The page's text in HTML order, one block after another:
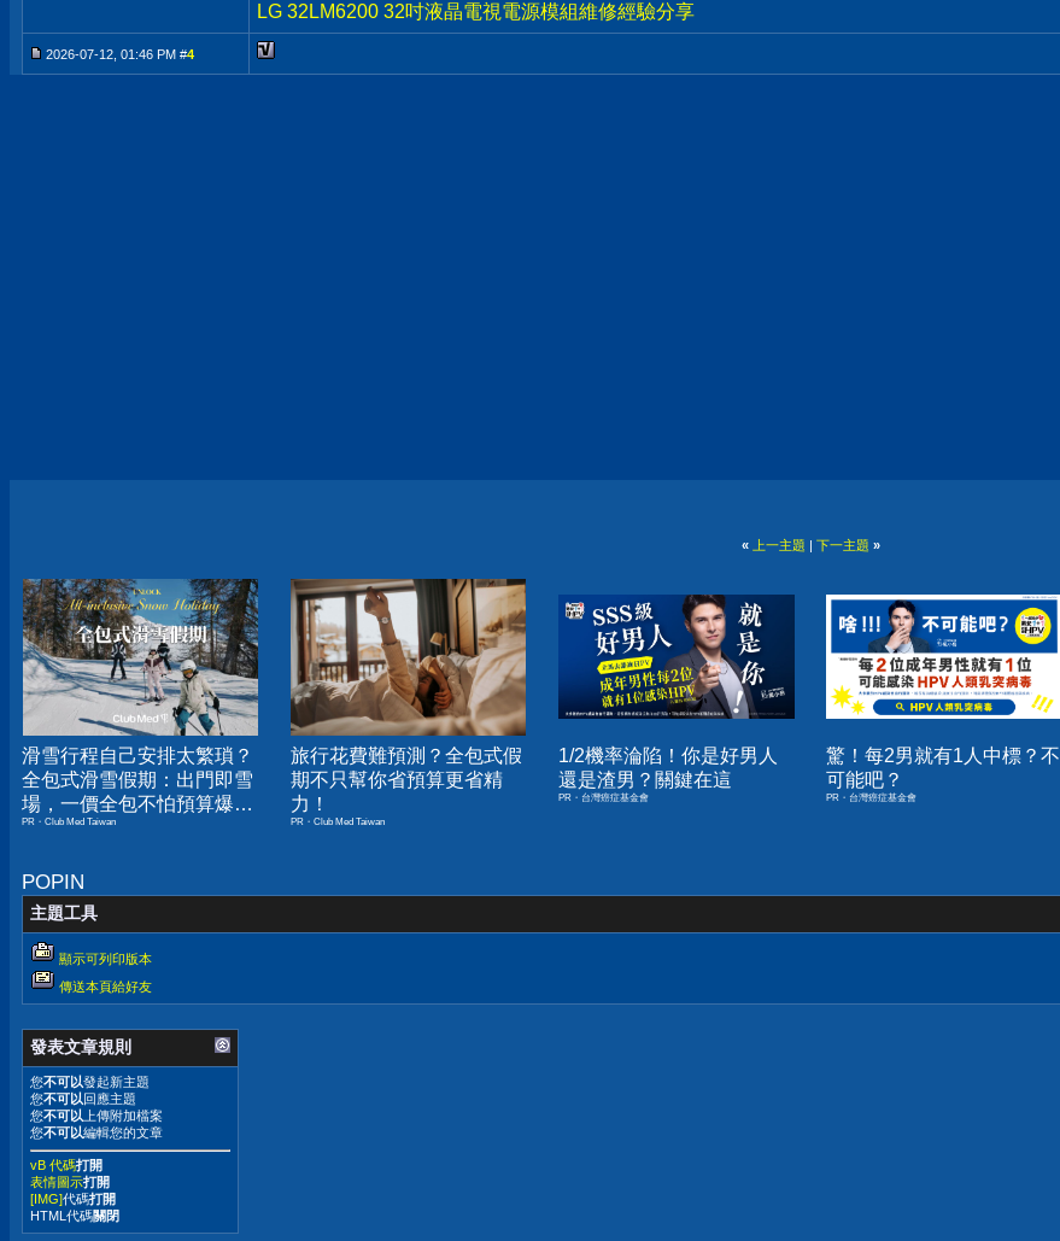
LG 32LM6200 32吋液晶電視電源模組維修經驗分享
2026-07-12, 01:46 PM #4
« 上一主題 | 下一主題 »
滑雪行程自己安排太繁瑣？
全包式滑雪假期：出門即雪
場，一價全包不怕預算爆
表！
PR・Club Med Taiwan
旅行花費難預測？全包式假
期不只幫你省預算更省精
力！
PR・Club Med Taiwan
1/2機率淪陷！你是好男人
還是渣男？關鍵在這
PR・台灣癌症基金會
驚！每2男就有1人中標？不
可能吧？
PR・台灣癌症基金會
POPIN
主題工具
顯示可列印版本
傳送本頁給好友
發表文章規則
您不可以發起新主題
您不可以回應主題
您不可以上傳附加檔案
您不可以編輯您的文章
vB 代碼打開
表情圖示打開
[IMG]代碼打開
HTML代碼關閉